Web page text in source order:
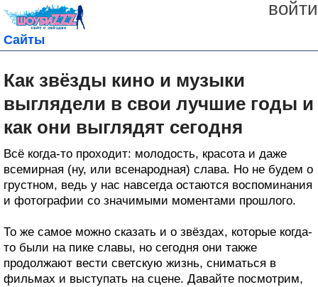
войти
Сайты
Как звёзды кино и музыки
выглядели в свои лучшие годы и
как они выглядят сегодня
Всё когда-то проходит: молодость, красота и даже
всемирная (ну, или всенародная) слава. Но не будем о
грустном, ведь у нас навсегда остаются воспоминания
и фотографии со значимыми моментами прошлого.
То же самое можно сказать и о звёздах, которые когда-
то были на пике славы, но сегодня они также
продолжают вести светскую жизнь, сниматься в
фильмах и выступать на сцене. Давайте посмотрим,